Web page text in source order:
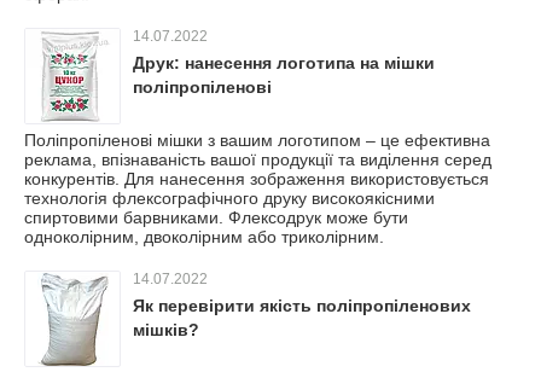
14.07.2022
Друк: нанесення логотипа на мішки
поліпропіленові
Поліпропіленові мішки з вашим логотипом – це ефективна
реклама, впізнаваність вашої продукції та виділення серед
конкурентів. Для нанесення зображення використовується
технологія флексографічного друку високоякісними
спиртовими барвниками. Флексодрук може бути
одноколірним, двоколірним або триколірним.
14.07.2022
Як перевірити якість поліпропіленових
мішків?